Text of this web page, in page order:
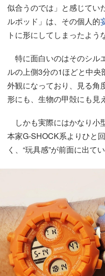
似合うのでは」と感じてい
ルポッド」は、その個人的
トに形にしてしまったよう
特に面白いのはそのシル
ルの上側3分の1ほどと中
外観になっており、見る角
形にも、生物の甲殻にも見
しかも実際にはかなり小
本家G-SHOCK系よりひと
く、“玩具感”が前面に出てい